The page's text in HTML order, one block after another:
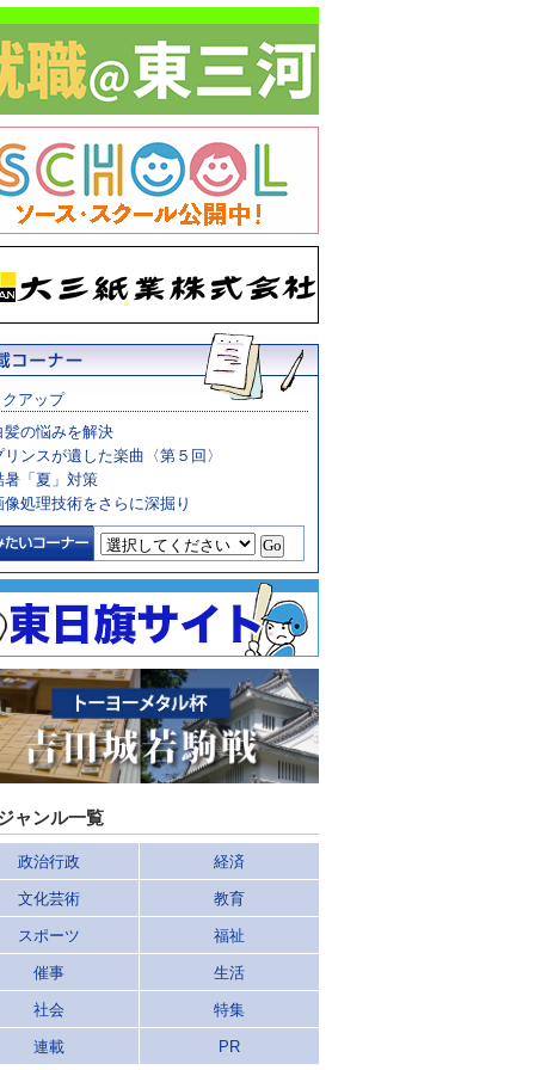
アップ
髪の悩みを解決
リンスが遺した楽曲〈第５回〉
暑「夏」対策
像処理技術をさらに深掘り
ャンル一覧
政治行政 経済
文化芸術 教育
スポーツ 福祉
催事 生活
社会 特集
連載 PR